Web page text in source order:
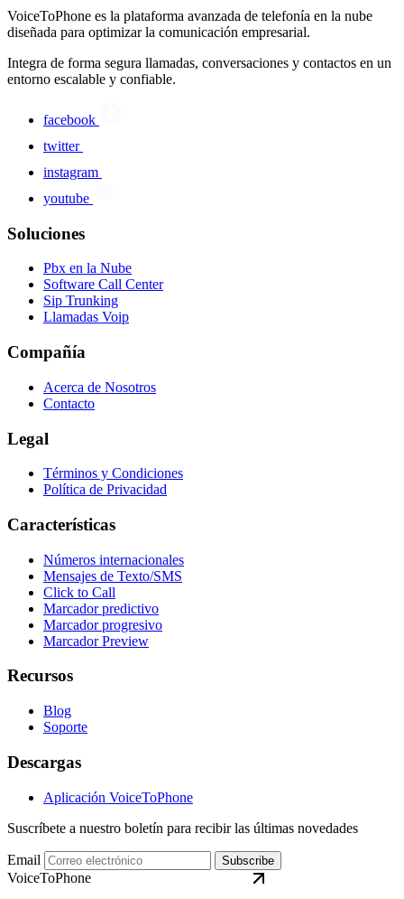
VoiceToPhone es la plataforma avanzada de telefonía en la nube
diseñada para optimizar la comunicación empresarial.
Integra de forma segura llamadas, conversaciones y contactos en un
entorno escalable y confiable.
facebook
twitter
instagram
youtube
Soluciones
Pbx en la Nube
Software Call Center
Sip Trunking
Llamadas Voip
Compañía
Acerca de Nosotros
Contacto
Legal
Términos y Condiciones
Política de Privacidad
Características
Números internacionales
Mensajes de Texto/SMS
Click to Call
Marcador predictivo
Marcador progresivo
Marcador Preview
Recursos
Blog
Soporte
Descargas
Aplicación VoiceToPhone
Suscríbete a nuestro boletín para recibir las últimas novedades
Email Subscribe
VoiceToPhone